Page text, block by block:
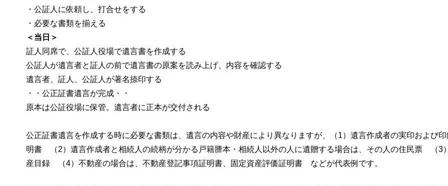
・公証人に依頼し、打合せをする
・必要な書類を揃える
＜当日＞
証人同席で、公証人役場で遺言書を作成する
公証人が遺言者と証人の前で遺言書の原案を読み上げ、内容を確認する
遺言者、証人、公証人が著名捺印する
・・公正証書遺言が完成・・
原本は公証役場に保管。遺言者に正本が交付される
公正証書遺言を作成する時に必要な書類は、遺言の内容や財産により異なりますが、（1）遺言作成者の実印および印
明書 （2）遺言作成者と相続人の続柄が分かる戸籍謄本・相続人以外の人に遺贈する場合は、その人の住民票 （3
産目録 （4）不動産の場合は、不動産登記事項証明書、固定資産評価証明書 などが代表例です。